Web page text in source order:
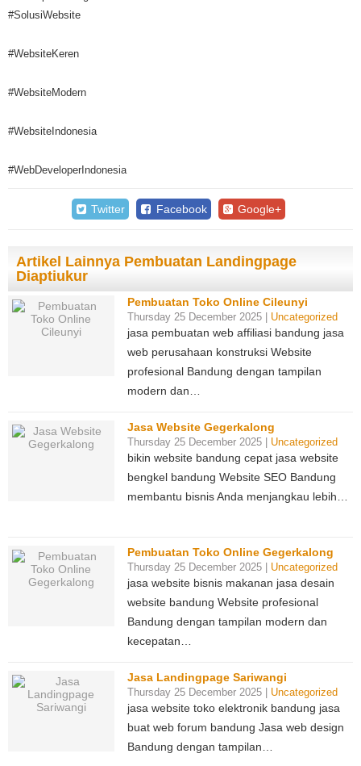
#SolusiWebsite
#WebsiteKeren
#WebsiteModern
#WebsiteIndonesia
#WebDeveloperIndonesia
Twitter Facebook Google+
Artikel Lainnya Pembuatan Landingpage
Diaptiukur
Pembuatan Toko Online Cileunyi
Thursday 25 December 2025 | Uncategorized
jasa pembuatan web affiliasi bandung jasa
web perusahaan konstruksi Website
profesional Bandung dengan tampilan
modern dan…
Jasa Website Gegerkalong
Thursday 25 December 2025 | Uncategorized
bikin website bandung cepat jasa website
bengkel bandung Website SEO Bandung
membantu bisnis Anda menjangkau lebih…
Pembuatan Toko Online Gegerkalong
Thursday 25 December 2025 | Uncategorized
jasa website bisnis makanan jasa desain
website bandung Website profesional
Bandung dengan tampilan modern dan
kecepatan…
Jasa Landingpage Sariwangi
Thursday 25 December 2025 | Uncategorized
jasa website toko elektronik bandung jasa
buat web forum bandung Jasa web design
Bandung dengan tampilan…